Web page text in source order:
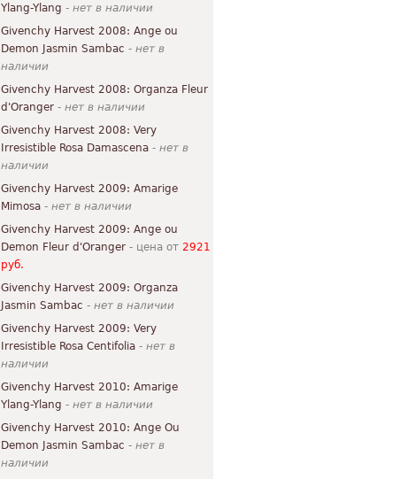
Ylang-Ylang - нет в наличии
Givenchy Harvest 2008: Ange ou
Demon Jasmin Sambac - нет в
наличии
Givenchy Harvest 2008: Organza Fleur
d'Oranger - нет в наличии
Givenchy Harvest 2008: Very
Irresistible Rosa Damascena - нет в
наличии
Givenchy Harvest 2009: Amarige
Mimosa - нет в наличии
Givenchy Harvest 2009: Ange ou
Demon Fleur d'Oranger - цена от 2921
руб.
Givenchy Harvest 2009: Organza
Jasmin Sambac - нет в наличии
Givenchy Harvest 2009: Very
Irresistible Rosa Centifolia - нет в
наличии
Givenchy Harvest 2010: Amarige
Ylang-Ylang - нет в наличии
Givenchy Harvest 2010: Ange Ou
Demon Jasmin Sambac - нет в
наличии